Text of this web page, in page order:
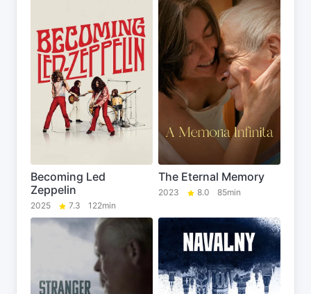
Becoming Led
Zeppelin
2025 7.3 122min
The Eternal Memory
2023 8.0 85min